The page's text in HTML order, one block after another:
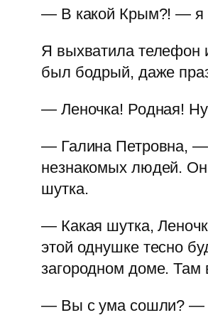
— В какой Крым?! — я
Я выхватила телефон
был бодрый, даже
— Леночка! Родная!
— Галина Петровна, —
незнакомых людей.
шутка.
— Какая шутка,
этой однушке тесно
загородном доме. Там
— Вы с ума сошли? —